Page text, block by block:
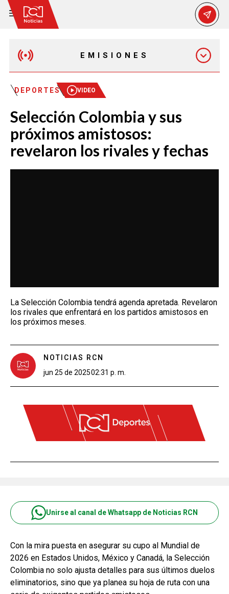
EMISIONES
EMISIÓN 12:30 PM
EMISIÓN 7:00 PM
DEPORTES VIDEO
Selección Colombia y sus
próximos amistosos:
revelaron los rivales y fechas
La Selección Colombia tendrá agenda apretada. Revelaron
los rivales que enfrentará en los partidos amistosos en
los próximos meses.
NOTICIAS RCN
jun 25 de 202502:31 p. m.
Unirse al canal de Whatsapp de Noticias RCN
Con la mira puesta en asegurar su cupo al Mundial de
2026 en Estados Unidos, México y Canadá, la Selección
Colombia no solo ajusta detalles para sus últimos duelos
eliminatorios, sino que ya planea su hoja de ruta con una